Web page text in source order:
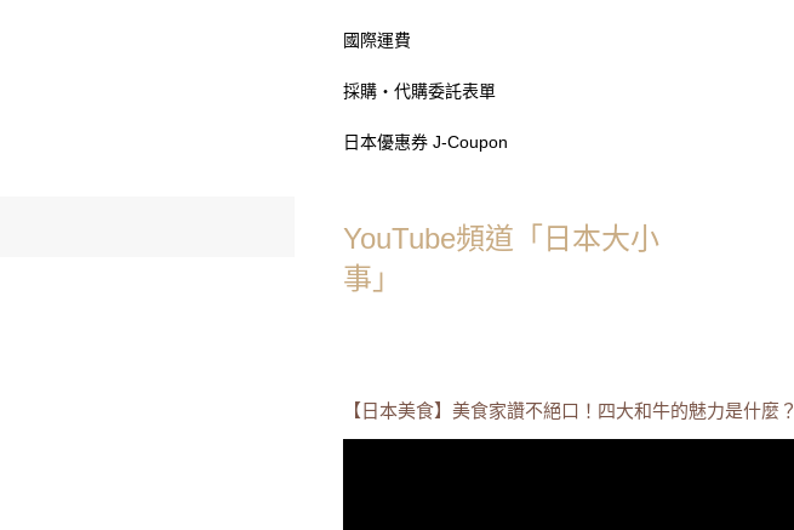
國際運費
採購・代購委託表單
日本優惠券 J-Coupon
YouTube頻道「日本大小
事」
【日本美食】美食家讚不絕口！四大和牛的魅力是什麼